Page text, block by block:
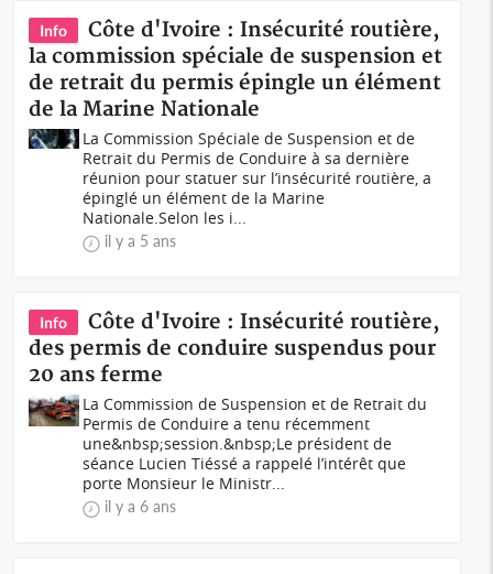
Info
Côte d'Ivoire : Insécurité routière,
la commission spéciale de suspension et
de retrait du permis épingle un élément
de la Marine Nationale
La Commission Spéciale de Suspension et de
Retrait du Permis de Conduire à sa dernière
réunion pour statuer sur l’insécurité routière, a
épinglé un élément de la Marine
Nationale.Selon les i...
il y a 5 ans
Info
Côte d'Ivoire : Insécurité routière,
des permis de conduire suspendus pour
20 ans ferme
La Commission de Suspension et de Retrait du
Permis de Conduire a tenu récemment
une&nbsp;session.&nbsp;Le président de
séance Lucien Tiéssé a rappelé l’intérêt que
porte Monsieur le Ministr...
il y a 6 ans